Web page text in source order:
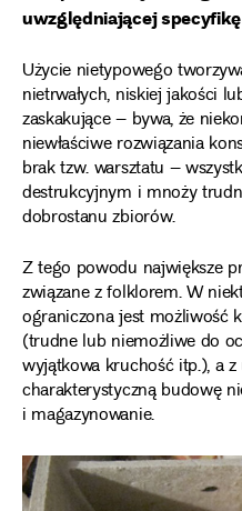
uwzględniającej
Użycie nietypowego
nietrwałych, niskiej jakości
zaskakujące – bywa, że
niewłaściwe rozwiązania
brak tzw. warsztatu –
destrukcyjnym i mnoży
dobrostanu zbiorów.
Z tego powodu największe
związane z folklorem. W
ograniczona jest możliwość
(trudne lub niemożliwe do
wyjątkowa kruchość itp.), a
charakterystyczną budowę
i magazynowanie.